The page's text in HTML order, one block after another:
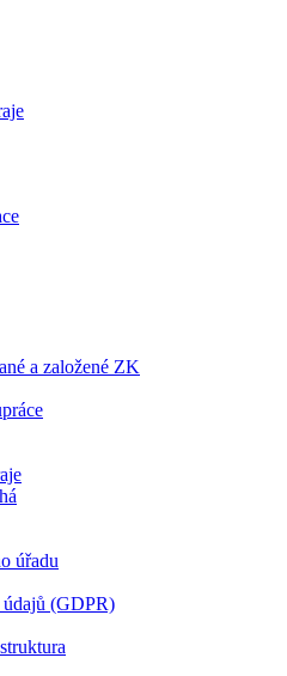
a založené ZK
úřadu
údajů (GDPR)